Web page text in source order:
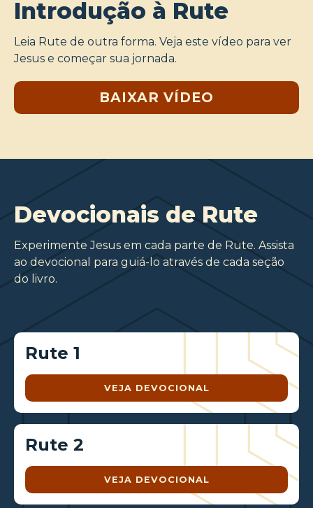
Introdução à Rute
Leia Rute de outra forma. Veja este vídeo para ver
Jesus e começar sua jornada.
BAIXAR VÍDEO
Devocionais de Rute
Experimente Jesus em cada parte de Rute. Assista
ao devocional para guiá-lo através de cada seção
do livro.
Rute 1
VEJA DEVOCIONAL
Rute 2
VEJA DEVOCIONAL